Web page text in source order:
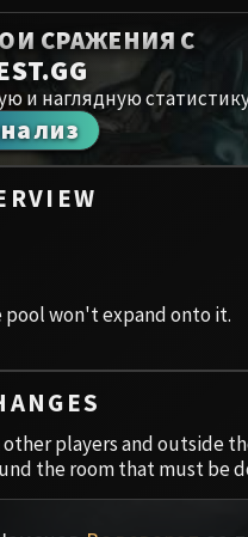
Аберрий
Trial of
СРАЖЕНИЯ С
и наглядную
pool won't expand onto it.
players and outside
the room that must be